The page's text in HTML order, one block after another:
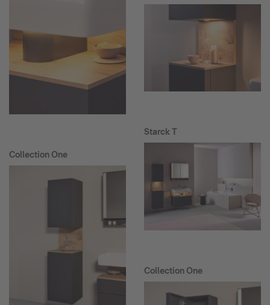
Collection One
Starck T
Collection One